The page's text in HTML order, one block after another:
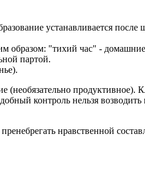
устанавливается после
образом: "тихий час" -
партой.
(необязательно продуктивное).
контроль нельзя возводить
нравственной